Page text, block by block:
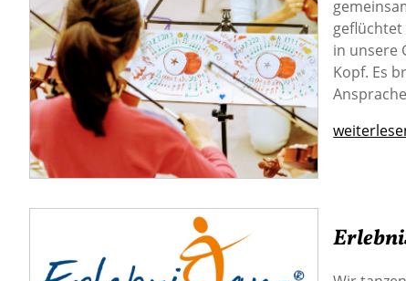
in unsere
Kopf. Es